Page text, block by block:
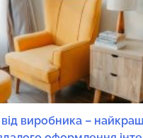
виробника –